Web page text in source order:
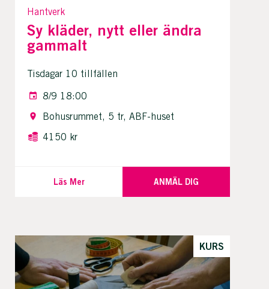
Hantverk
Sy kläder, nytt eller ändra
gammalt
Tisdagar 10 tillfällen
8/9 18:00
Bohusrummet, 5 tr, ABF-huset
4150 kr
Läs Mer ANMÄL DIG
KURS